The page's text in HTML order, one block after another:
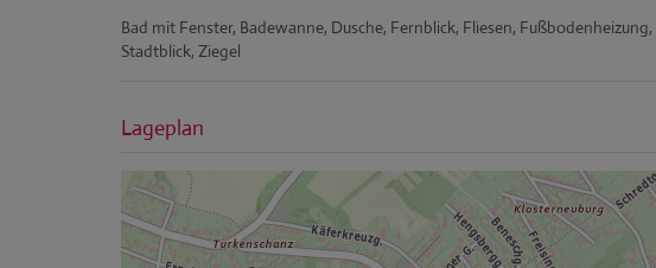
Bad mit Fenster Badewanne Dusche Fernblick Fliesen Fußbodenheizung
Stadtblick Ziegel
Lageplan